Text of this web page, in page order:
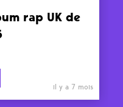
rap UK de
il y a 7 mois